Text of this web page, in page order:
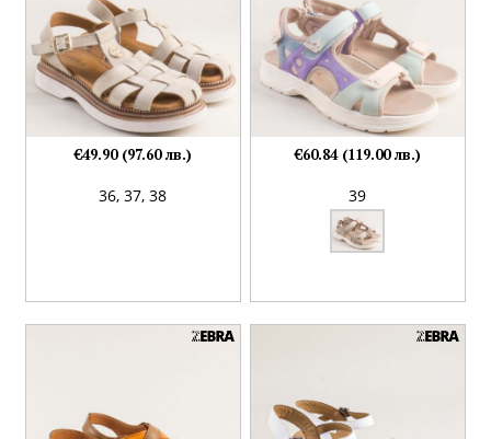
36,37,38
€49.90 (97.60 лв.)
39
€60.84 (119.00 лв.)